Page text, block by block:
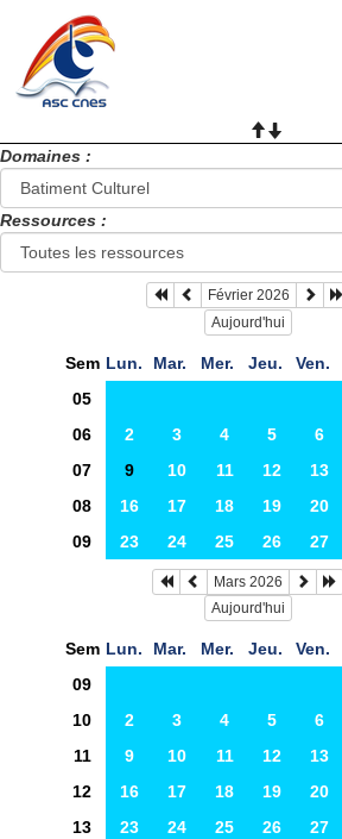
Domaines :
Ressources :
Février 2026
Aujourd'hui
Sem Lun. Mar. Mer. Jeu. Ven.
05
06
2 3 4 5 6
07
9 10 11 12 13
08
16 17 18 19 20
09
23 24 25 26 27
Mars 2026
Aujourd'hui
Sem Lun. Mar. Mer. Jeu. Ven.
09
10
2 3 4 5 6
11
9 10 11 12 13
12
16 17 18 19 20
13
23 24 25 26 27